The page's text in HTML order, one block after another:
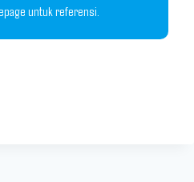
untuk referensi.